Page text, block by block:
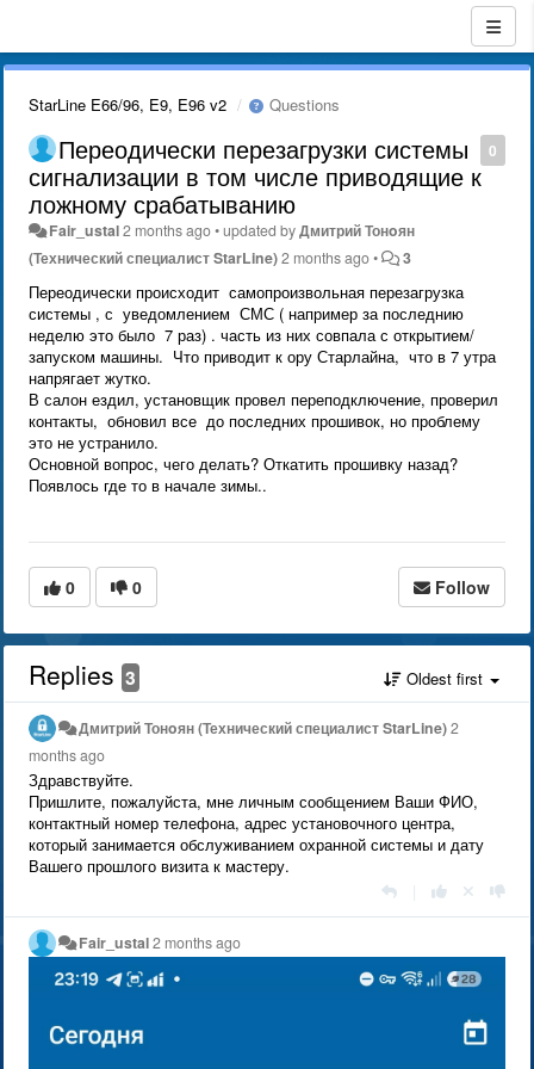
StarLine E66/96, E9, E96 v2 Questions
0
Переодически перезагрузки системы
сигнализации в том числе приводящие к
ложному срабатыванию
Fair_ustal2 months ago•updated byДмитрий Тонoян
(Технический специалист StarLine)2 months ago• 3
Переодически происходит самопроизвольная перезагрузка
системы , с уведомлением СМС ( например за последнию
неделю это было 7 раз) . часть из них совпала с открытием/
запуском машины. Что приводит к ору Старлайна, что в 7 утра
напрягает жутко.
В салон ездил, установщик провел переподключение, проверил
контакты, обновил все до последних прошивок, но проблему
это не устранило.
Основной вопрос, чего делать? Откатить прошивку назад?
Появлось где то в начале зимы..
0 0 Follow
Replies 3 Oldest first
Дмитрий Тонoян (Технический специалист StarLine)2
months ago
Здравствуйте.
Пришлите, пожалуйста, мне личным сообщением Ваши ФИО,
контактный номер телефона, адрес установочного центра,
который занимается обслуживанием охранной системы и дату
Вашего прошлого визита к мастеру.
Fair_ustal2 months ago